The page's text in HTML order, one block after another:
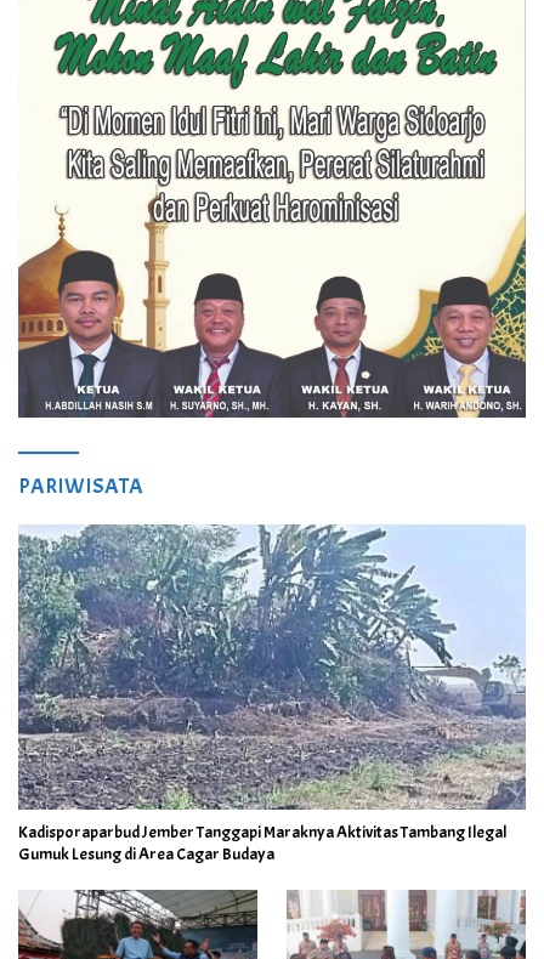
PARIWISATA
Kadisporaparbud Jember Tanggapi Maraknya Aktivitas Tambang Ilegal
Gumuk Lesung di Area Cagar Budaya